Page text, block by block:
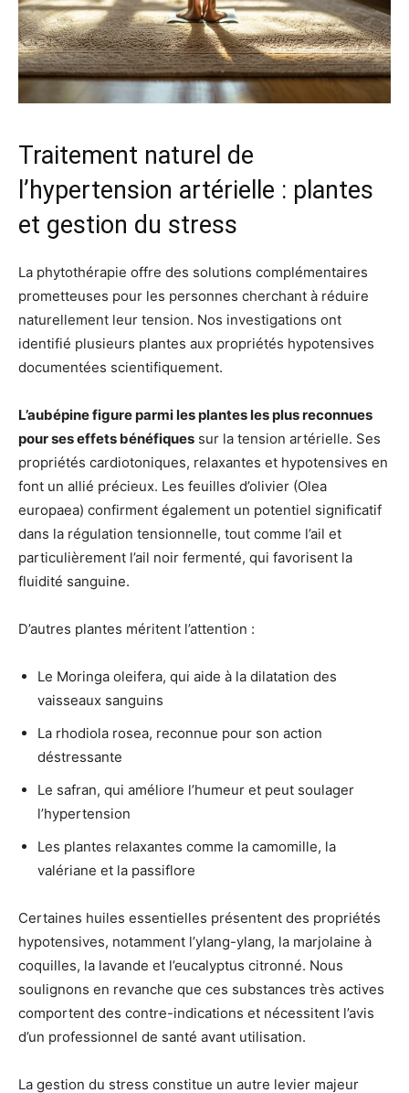
Traitement naturel de
l’hypertension artérielle : plantes
et gestion du stress
La phytothérapie offre des solutions complémentaires
prometteuses pour les personnes cherchant à réduire
naturellement leur tension. Nos investigations ont
identifié plusieurs plantes aux propriétés hypotensives
documentées scientifiquement.
L’aubépine figure parmi les plantes les plus reconnues
pour ses effets bénéfiques sur la tension artérielle. Ses
propriétés cardiotoniques, relaxantes et hypotensives en
font un allié précieux. Les feuilles d’olivier (Olea
europaea) confirment également un potentiel significatif
dans la régulation tensionnelle, tout comme l’ail et
particulièrement l’ail noir fermenté, qui favorisent la
fluidité sanguine.
D’autres plantes méritent l’attention :
Le Moringa oleifera, qui aide à la dilatation des
vaisseaux sanguins
La rhodiola rosea, reconnue pour son action
déstressante
Le safran, qui améliore l’humeur et peut soulager
l’hypertension
Les plantes relaxantes comme la camomille, la
valériane et la passiflore
Certaines huiles essentielles présentent des propriétés
hypotensives, notamment l’ylang-ylang, la marjolaine à
coquilles, la lavande et l’eucalyptus citronné. Nous
soulignons en revanche que ces substances très actives
comportent des contre-indications et nécessitent l’avis
d’un professionnel de santé avant utilisation.
La gestion du stress constitue un autre levier majeur